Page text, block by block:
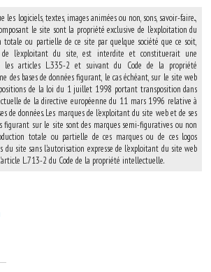
les logiciels, textes, images animées ou non, sons, savoir-faire..,
le site sont la propriété exclusive de l'exploitation du
totale ou partielle de ce site par quelque société que ce soit,
de l'exploitant du site, est interdite et constituerait une
les articles L.335-2 et suivant du Code de la propriété
des bases de données figurant, le cas échéant, sur le site web
de la loi du 1 juillet 1998 portant transposition dans
de la directive européenne du 11 mars 1996 relative à
de données. Les marques de l'exploitant du site web et de ses
figurant sur le site sont des marques semi-figuratives ou non
totale ou partielle de ces marques ou de ces logos
du site sans l'autorisation expresse de l'exploitant du site web
L.713-2 du Code de la propriété intellectuelle.